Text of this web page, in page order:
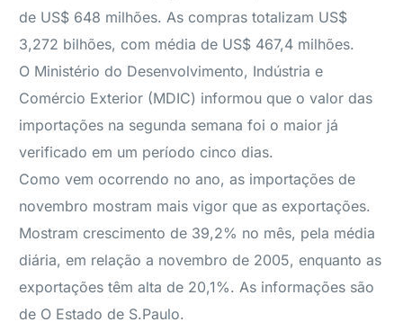
de US$ 648 milhões. As compras totalizam US$
3,272 bilhões, com média de US$ 467,4 milhões.
O Ministério do Desenvolvimento, Indústria e
Comércio Exterior (MDIC) informou que o valor das
importações na segunda semana foi o maior já
verificado em um período cinco dias.
Como vem ocorrendo no ano, as importações de
novembro mostram mais vigor que as exportações.
Mostram crescimento de 39,2% no mês, pela média
diária, em relação a novembro de 2005, enquanto as
exportações têm alta de 20,1%. As informações são
de O Estado de S.Paulo.